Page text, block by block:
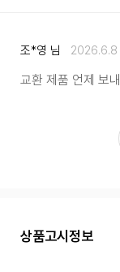
조*영 님 2026.6.8
교환 제품 언제 보
상품고시정보